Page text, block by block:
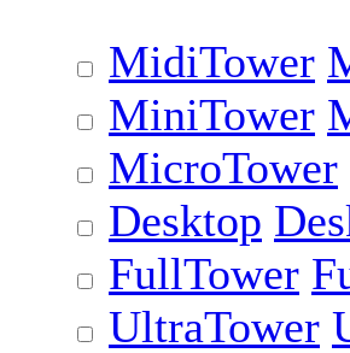
MidiTower
MiniTower
MicroTower
Desktop
FullTower
UltraTower